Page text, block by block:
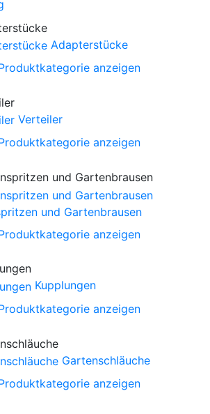
Adapterstücke
anzeigen
Verteiler
anzeigen
und Gartenbrausen
anzeigen
Kupplungen
anzeigen
Gartenschläuche
anzeigen